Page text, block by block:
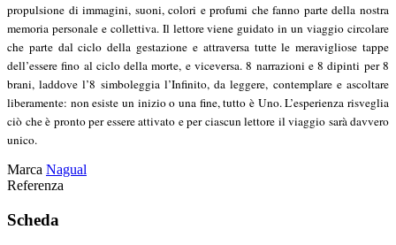
propulsione di immagini, suoni, colori e profumi che fanno parte della nostra
memoria personale e collettiva. Il lettore viene guidato in un viaggio circolare
che parte dal ciclo della gestazione e attraversa tutte le meravigliose tappe
dell’essere fino al ciclo della morte, e viceversa. 8 narrazioni e 8 dipinti per 8
brani, laddove l’8 simboleggia l’Infinito, da leggere, contemplare e ascoltare
liberamente: non esiste un inizio o una fine, tutto è Uno. L’esperienza risveglia
ciò che è pronto per essere attivato e per ciascun lettore il viaggio sarà davvero
unico.
Marca Nagual
Referenza
Scheda